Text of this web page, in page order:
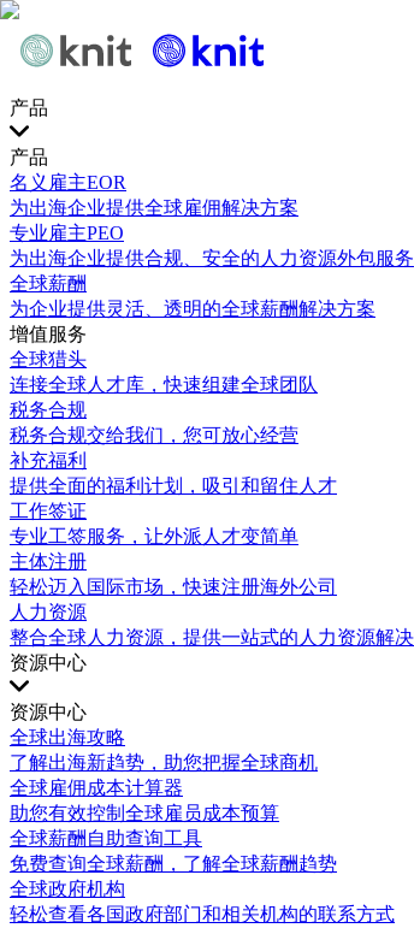
产品
产品
名义雇主EOR
为出海企业提供全球雇佣解决方案
专业雇主PEO
为出海企业提供合规、安全的人力资源外包服务
全球薪酬
为企业提供灵活、透明的全球薪酬解决方案
增值服务
全球猎头
连接全球人才库，快速组建全球团队
税务合规
税务合规交给我们，您可放心经营
补充福利
提供全面的福利计划，吸引和留住人才
工作签证
专业工签服务，让外派人才变简单
主体注册
轻松迈入国际市场，快速注册海外公司
人力资源
整合全球人力资源，提供一站式的人力资源解
资源中心
资源中心
全球出海攻略
了解出海新趋势，助您把握全球商机
全球雇佣成本计算器
助您有效控制全球雇员成本预算
全球薪酬自助查询工具
免费查询全球薪酬，了解全球薪酬趋势
全球政府机构
轻松查看各国政府部门和相关机构的联系方式